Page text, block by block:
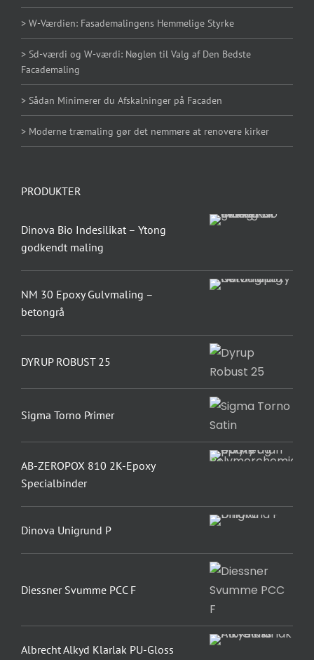
> W-Værdien: Fasademalingens Hemmelige Styrke
> Sd-værdi og W-værdi: Nøglen til Valg af Den Bedste
Facademaling
> Sådan Minimerer du Afskalninger på Facaden
> Moderne træmaling gør det nemmere at renovere kirker
PRODUKTER
Dinova Bio Indesilikat – Ytong
godkendt maling
NM 30 Epoxy Gulvmaling –
betongrå
DYRUP ROBUST 25
Sigma Torno Primer
AB-ZEROPOX 810 2K-Epoxy
Specialbinder
Dinova Unigrund P
Diessner Svumme PCC F
Albrecht Alkyd Klarlak PU-Gloss